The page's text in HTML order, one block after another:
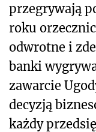
przegrywają
roku
odwrotne i
banki
zawarcie
decyzją
każdy